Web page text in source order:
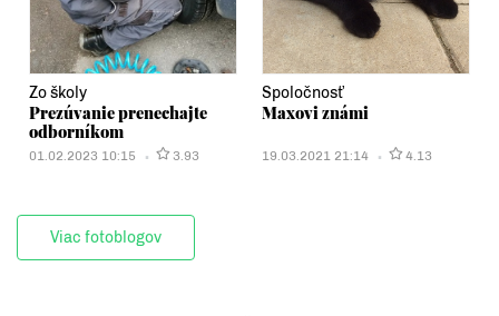
Zo školy
Prezúvanie prenechajte
odborníkom
01.02.2023 10:15 3.93
Spoločnosť
Maxovi známi
19.03.2021 21:14 4.13
Viac fotoblogov